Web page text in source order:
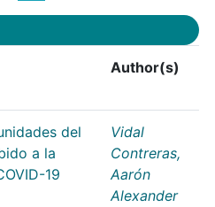
Author(s)
del
a la
19
Vidal
Contreras,
Aarón
Alexander